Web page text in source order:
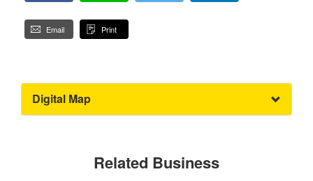
Email Print
Digital Map
Related Business